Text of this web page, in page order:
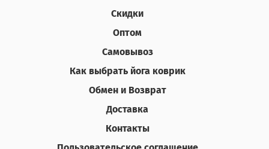
Скидки
Оптом
Самовывоз
Как выбрать йога коврик
Обмен и Возврат
Доставка
Контакты